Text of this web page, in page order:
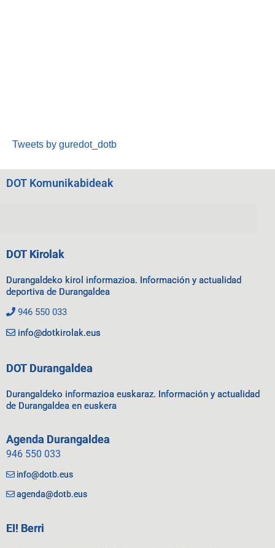
Tweets by guredot_dotb
DOT Komunikabideak
DOT Kirolak
Durangaldeko kirol informazioa. Información y actualidad
deportiva de Durangaldea
946 550 033
info@dotkirolak.eus
DOT Durangaldea
Durangaldeko informazioa euskaraz. Información y actualidad
de Durangaldea en euskera
Agenda Durangaldea
946 550 033
info@dotb.eus
agenda@dotb.eus
EI! Berri